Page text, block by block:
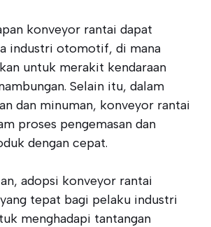
konveyor rantai dapat
industri otomotif, di mana
untuk merakit kendaraan
Selain itu, dalam
dan minuman, konveyor rantai
proses pengemasan dan
dengan cepat.
adopsi konveyor rantai
tepat bagi pelaku industri
menghadapi tantangan